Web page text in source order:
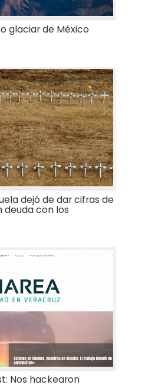
glaciar de México
dejó de dar cifras de
deuda con los
Nos hackearon